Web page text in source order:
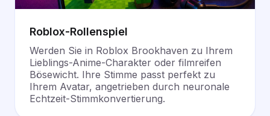
Roblox-Rollenspiel
Werden Sie in Roblox Brookhaven zu Ihrem
Lieblings-Anime-Charakter oder filmreifen
Bösewicht. Ihre Stimme passt perfekt zu
Ihrem Avatar, angetrieben durch neuronale
Echtzeit-Stimmkonvertierung.